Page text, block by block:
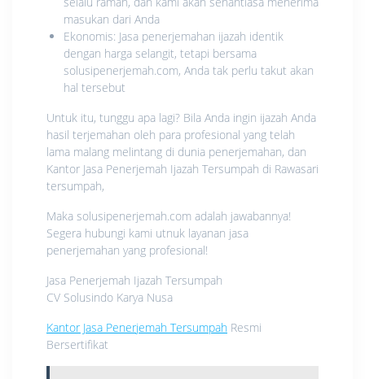
masukan dari Anda
Ekonomis: Jasa penerjemahan ijazah identik
dengan harga selangit, tetapi bersama
solusipenerjemah.com, Anda tak perlu takut akan
hal tersebut
Untuk itu, tunggu apa lagi? Bila Anda ingin ijazah Anda
hasil terjemahan oleh para profesional yang telah
lama malang melintang di dunia penerjemahan, dan
Kantor Jasa Penerjemah Ijazah Tersumpah di Rawasari
tersumpah,
Maka solusipenerjemah.com adalah jawabannya!
Segera hubungi kami utnuk layanan jasa
penerjemahan yang profesional!
Jasa Penerjemah Ijazah Tersumpah
CV Solusindo Karya Nusa
Kantor Jasa Penerjemah Tersumpah Resmi
Bersertifikat